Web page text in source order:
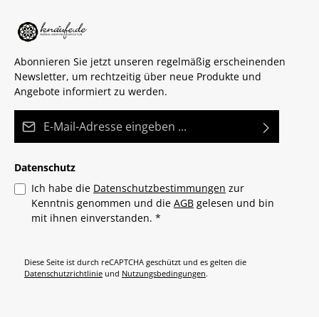
Abonnieren Sie jetzt unseren regelmäßig erscheinenden
Newsletter, um rechtzeitig über neue Produkte und
Angebote informiert zu werden.
Datenschutz
Ich habe die Datenschutzbestimmungen zur
Kenntnis genommen und die AGB gelesen und bin
mit ihnen einverstanden. *
Diese Seite ist durch reCAPTCHA geschützt und es gelten die
Datenschutzrichtlinie und Nutzungsbedingungen.